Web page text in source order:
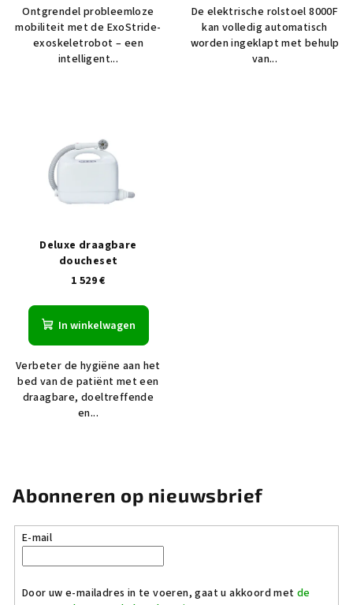
Ontgrendel probleemloze
mobiliteit met de ExoStride-
exoskeletrobot – een
intelligent...
De elektrische rolstoel 8000F
kan volledig automatisch
worden ingeklapt met behulp
van...
Deluxe draagbare
doucheset
1 529 €
In winkelwagen
Verbeter de hygiëne aan het
bed van de patiënt met een
draagbare, doeltreffende
en...
Abonneren op nieuwsbrief
E-mail
Door uw e-mailadres in te voeren, gaat u akkoord met de